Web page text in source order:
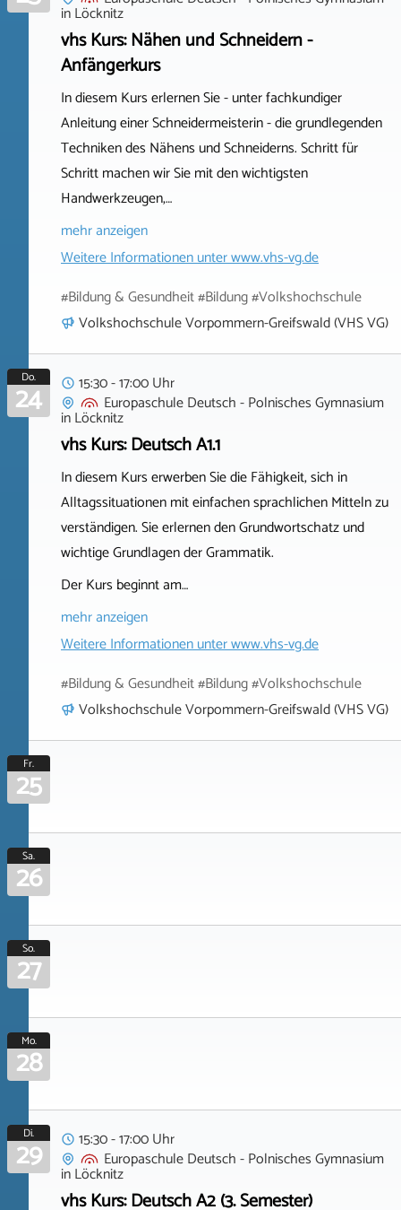
inLöcknitz
vhs Kurs: Nähen und Schneidern -
Anfängerkurs
In diesem Kurs erlernen Sie - unter fachkundiger
Anleitung einer Schneidermeisterin - die grundlegenden
Techniken des Nähens und Schneiderns. Schritt für
Schritt machen wir Sie mit den wichtigsten
Handwerkzeugen,…
mehr anzeigen
Weitere Informationen unterwww.vhs-vg.de
#Bildung & Gesundheit #Bildung #Volkshochschule
Volkshochschule Vorpommern-Greifswald (VHS VG)
Do.
24
15:30 - 17:00 Uhr
Europaschule Deutsch - Polnisches Gymnasium
inLöcknitz
vhs Kurs: Deutsch A1.1
In diesem Kurs erwerben Sie die Fähigkeit, sich in
Alltagssituationen mit einfachen sprachlichen Mitteln zu
verständigen. Sie erlernen den Grundwortschatz und
wichtige Grundlagen der Grammatik.
Der Kurs beginnt am…
mehr anzeigen
Weitere Informationen unterwww.vhs-vg.de
#Bildung & Gesundheit #Bildung #Volkshochschule
Volkshochschule Vorpommern-Greifswald (VHS VG)
Fr.
25
Sa.
26
So.
27
Mo.
28
Di.
29
15:30 - 17:00 Uhr
Europaschule Deutsch - Polnisches Gymnasium
inLöcknitz
vhs Kurs: Deutsch A2 (3. Semester)